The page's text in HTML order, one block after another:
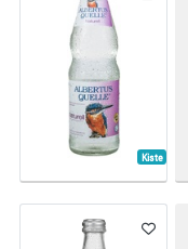
Kiste